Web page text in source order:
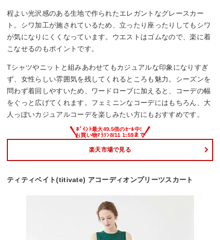
程よい光沢感のある生地で作られたエレガントなグレースカー
ト。シワ加工が施されているため、立ったり座ったりしてもシワ
が気になりにくくなっています。ウエストはゴムなので、楽に着
こなせるのもポイントです。
Tシャツやニットと組みあわせてもカジュアルな印象になりすぎ
ず、女性らしい雰囲気を残してくれるところも魅力。シーズンを
問わず着回しやすいため、ワードローブに加えると、コーデの幅
をぐっと広げてくれます。フェミニンなコーデにはもちろん、大
人っぽいカジュアルコーデを楽しみたい方にもおすすめです。
楽天市場で見る
ティティベイト(titivate) アコーディオンプリーツスカート